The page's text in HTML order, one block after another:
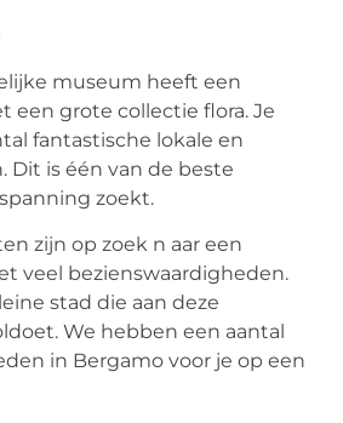
museum heeft een
een grote collectie flora. Je
fantastische lokale en
Dit is één van de beste
zoekt.
zijn op zoek n aar een
veel bezienswaardigheden.
stad die aan deze
We hebben een aantal
in Bergamo voor je op een